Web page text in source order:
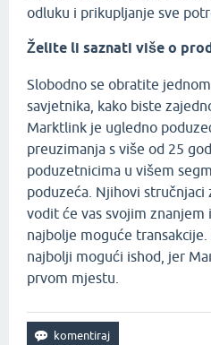
odluku i prikupljanje sve
Želite li saznati više o
Slobodno se obratite
savjetnika, kako biste
Marktlink je ugledno
preuzimanja s više od 25
poduzetnicima u višem
poduzeća. Njihovi stručnjaci
vodit će vas svojim znanjem
najbolje moguće
najbolji mogući ishod, jer
prvom mjestu.